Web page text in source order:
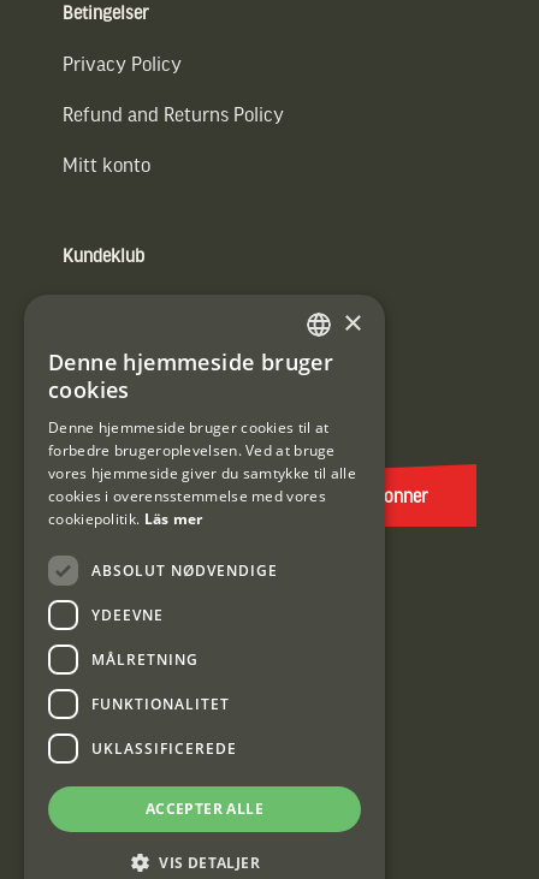
Betingelser
Privacy Policy
Refund and Returns Policy
Mitt konto
Kundeklub
E-
post
(Påkrævet)
Abonner
Interjakt DK
Interjakt Sweden AB, Årjäng
Org: 553222-3915
SWEDISH
×
Denne hjemmeside bruger
cookies
Denne hjemmeside bruger cookies til at
forbedre brugeroplevelsen. Ved at bruge
vores hjemmeside giver du samtykke til alle
cookies i overensstemmelse med vores
cookiepolitik. Läs mer
ABSOLUT NØDVENDIGE
YDEEVNE
MÅLRETNING
FUNKTIONALITET
UKLASSIFICEREDE
ACCEPTER ALLE
VIS DETALJER